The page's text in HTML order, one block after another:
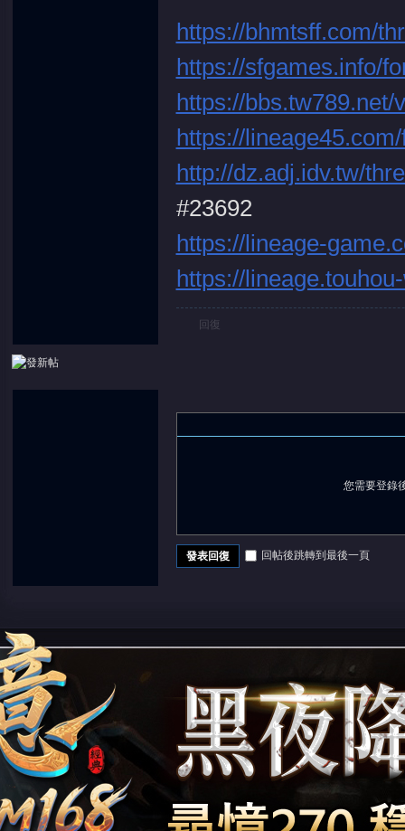
https://bhmtsff.com/
https://sfgames.info/
https://
https://
http://dz.adj.idv.tw/
#23692
https://lineage-
https://
回復
您需要登錄
發表回復 回帖後跳轉到最後一頁